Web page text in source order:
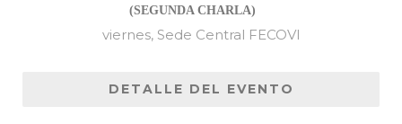
(SEGUNDA CHARLA)
viernes, Sede Central FECOVI
DETALLE DEL EVENTO